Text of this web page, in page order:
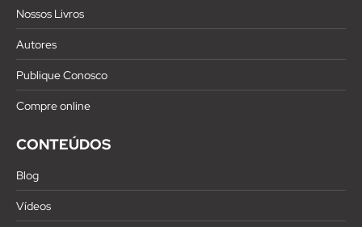
Nossos Livros
Autores
Publique Conosco
Compre online
CONTEÚDOS
Blog
Vídeos